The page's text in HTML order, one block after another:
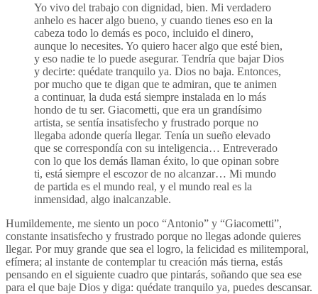
Yo vivo del trabajo con dignidad, bien. Mi verdadero
anhelo es hacer algo bueno, y cuando tienes eso en la
cabeza todo lo demás es poco, incluido el dinero,
aunque lo necesites. Yo quiero hacer algo que esté bien,
y eso nadie te lo puede asegurar. Tendría que bajar Dios
y decirte: quédate tranquilo ya. Dios no baja. Entonces,
por mucho que te digan que te admiran, que te animen
a continuar, la duda está siempre instalada en lo más
hondo de tu ser. Giacometti, que era un grandísimo
artista, se sentía insatisfecho y frustrado porque no
llegaba adonde quería llegar. Tenía un sueño elevado
que se correspondía con su inteligencia… Entreverado
con lo que los demás llaman éxito, lo que opinan sobre
ti, está siempre el escozor de no alcanzar… Mi mundo
de partida es el mundo real, y el mundo real es la
inmensidad, algo ­inalcanzable.
Humildemente, me siento un poco “Antonio” y “Giacometti”,
constante insatisfecho y frustrado porque no llegas adonde quieres
llegar. Por muy grande que sea el logro, la felicidad es militemporal,
efímera; al instante de contemplar tu creación más tierna, estás
pensando en el siguiente cuadro que pintarás, soñando que sea ese
para el que baje Dios y diga: quédate tranquilo ya, puedes descansar.